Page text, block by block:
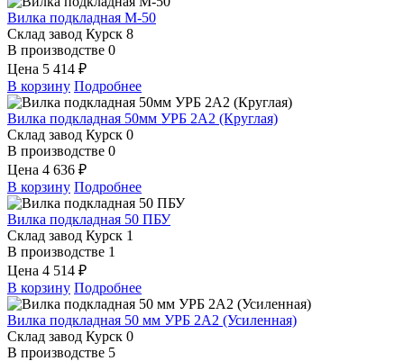
Вилка подкладная М-50
Склад завод Курск 8
В производстве 0
Цена 5 414 ₽
В корзину Подробнее
Вилка подкладная 50мм УРБ 2А2 (Круглая)
Склад завод Курск 0
В производстве 0
Цена 4 636 ₽
В корзину Подробнее
Вилка подкладная 50 ПБУ
Склад завод Курск 1
В производстве 1
Цена 4 514 ₽
В корзину Подробнее
Вилка подкладная 50 мм УРБ 2А2 (Усиленная)
Склад завод Курск 0
В производстве 5